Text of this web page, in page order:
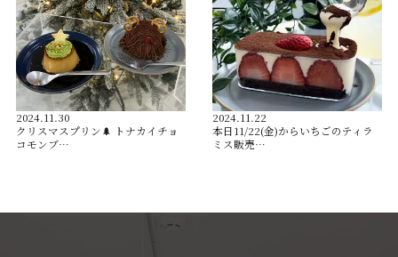
2024.11.30
クリスマスプリン🌲 トナカイチョ
コモンブ…
2024.11.22
本日11/22(金)からいちごのティラ
ミス販売…